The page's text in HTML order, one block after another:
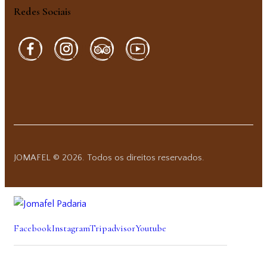
Redes Sociais
JOMAFEL © 2026. Todos os direitos reservados.
FacebookInstagramTripadvisorYoutube